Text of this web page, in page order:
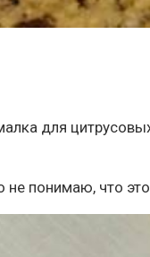
для
не понимаю, что это